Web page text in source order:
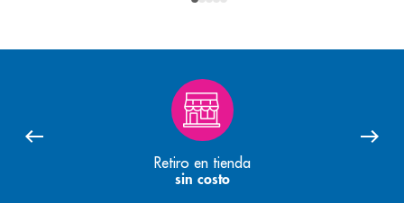
Retiro en tienda
sin costo